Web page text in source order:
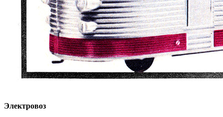
Электровоз